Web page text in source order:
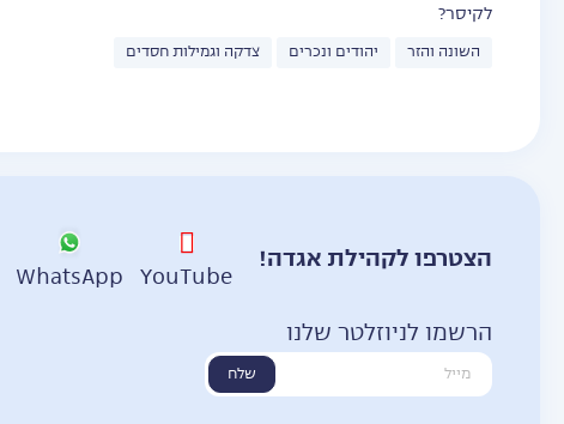
לקיסר?
השונה והזר יהודים ונכרים צדקה וגמילות חסדים
הצטרפו לקהילת אגדה!
YouTube
WhatsApp
הרשמו לניוזלטר שלנו
שלח